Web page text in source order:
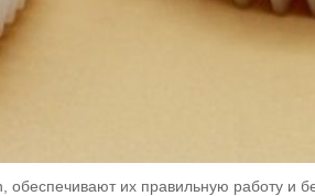
обеспечивают их правильную работу и